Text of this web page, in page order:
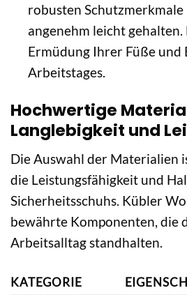
robusten Schutzmerkmale
angenehm leicht
Ermüdung Ihrer Füße und
Arbeitstages.
Hochwertige
Langlebigkeit und
Die Auswahl der Materialien
die Leistungsfähigkeit und
Sicherheitsschuhs. Kübler
bewährte Komponenten, die
Arbeitsalltag standhalten.
KATEGORIE